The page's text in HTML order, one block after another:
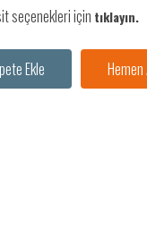
seçenekleri için tıklayın.